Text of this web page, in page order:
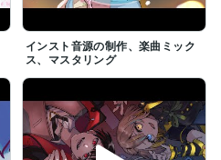
インスト音源の制作、楽曲ミック
ス、マスタリング